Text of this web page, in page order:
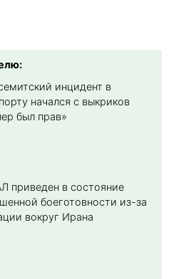
инцидент в
начался с выкриков
был прав»
приведен в состояние
боеготовности из-за
вокруг Ирана